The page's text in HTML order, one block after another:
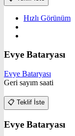
Hızlı Görünüm
Evye Bataryası
Evye Bataryası
Geri sayım saati
📋 Teklif İste
Evye Bataryası